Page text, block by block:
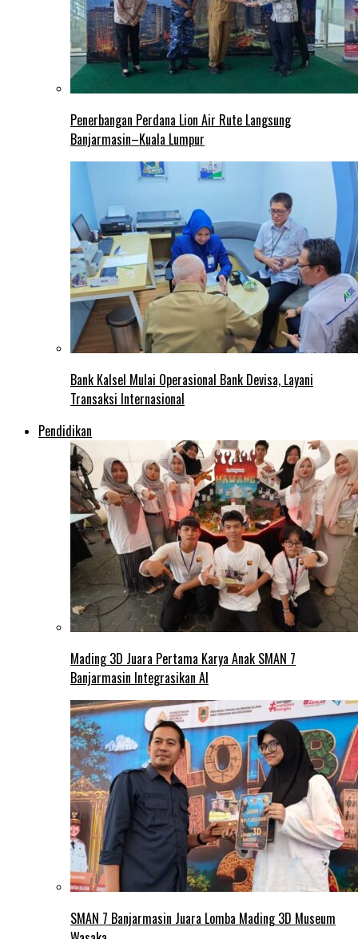
Penerbangan Perdana Lion Air Rute Langsung
Banjarmasin–Kuala Lumpur
Bank Kalsel Mulai Operasional Bank Devisa, Layani
Transaksi Internasional
Pendidikan
Mading 3D Juara Pertama Karya Anak SMAN 7
Banjarmasin Integrasikan AI
SMAN 7 Banjarmasin Juara Lomba Mading 3D Museum